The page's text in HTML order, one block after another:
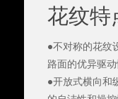
花纹特
●不对称的花纹
路面的优异驱动
●开放式横向和